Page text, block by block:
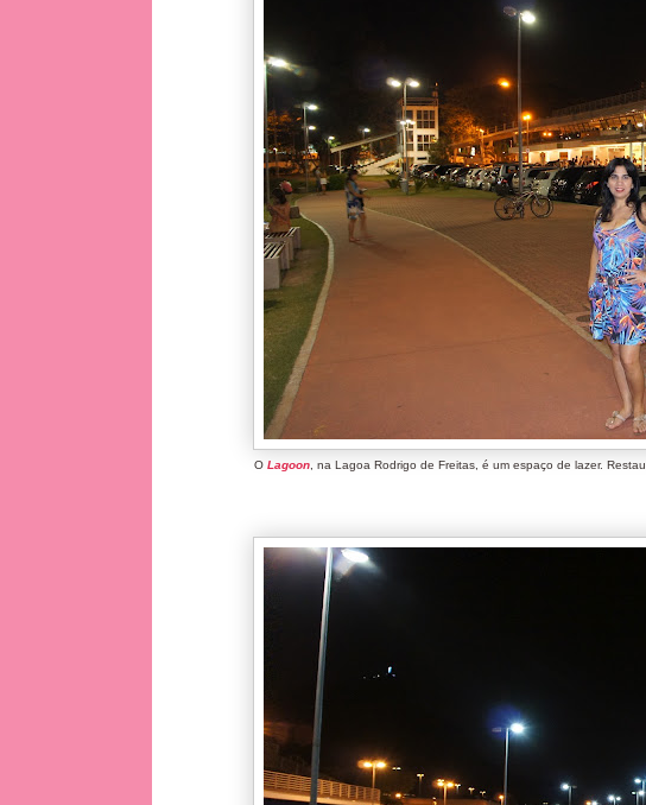
O Lagoon, na Lagoa Rodrigo de Freitas, é um espaço de lazer.